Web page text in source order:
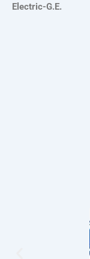
Electric-G.E.